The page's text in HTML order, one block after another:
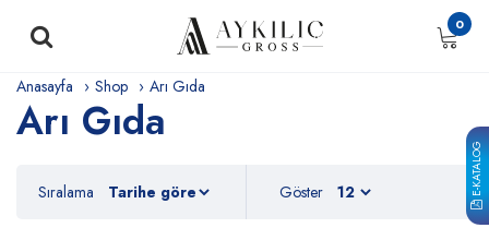
E-KATALOG
0
Anasayfa Shop Arı Gıda
Arı Gıda
Sıralama Göster